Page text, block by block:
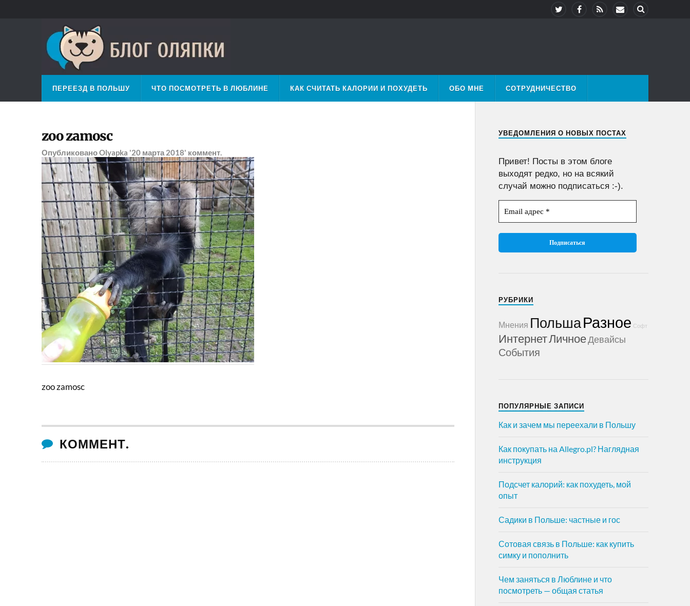
ПЕРЕЕЗД В ПОЛЬШУ ЧТО ПОСМОТРЕТЬ В ЛЮБЛИНЕ КАК СЧИТАТЬ КАЛОРИИ И ПОХУДЕТЬ ОБО МНЕ СОТРУДНИЧЕСТВО
zoo zamosc
ОпубликованоOlyapka '20 марта 2018' коммент.
zoo zamosc
КОММЕНТ.
УВЕДОМЛЕНИЯ О НОВЫХ ПОСТАХ
Привет! Посты в этом блоге
выходят редко, но на всякий
случай можно подписаться :-).
РУБРИКИ
Мнения ПольшаРазное Софт
ИнтернетЛичноеДевайсы
События
ПОПУЛЯРНЫЕ ЗАПИСИ
Как и зачем мы переехали в Польшу
Как покупать на Allegro.pl? Наглядная
инструкция
Подсчет калорий: как похудеть, мой
опыт
Садики в Польше: частные и гос
Сотовая связь в Польше: как купить
симку и пополнить
Чем заняться в Люблине и что
посмотреть — общая статья